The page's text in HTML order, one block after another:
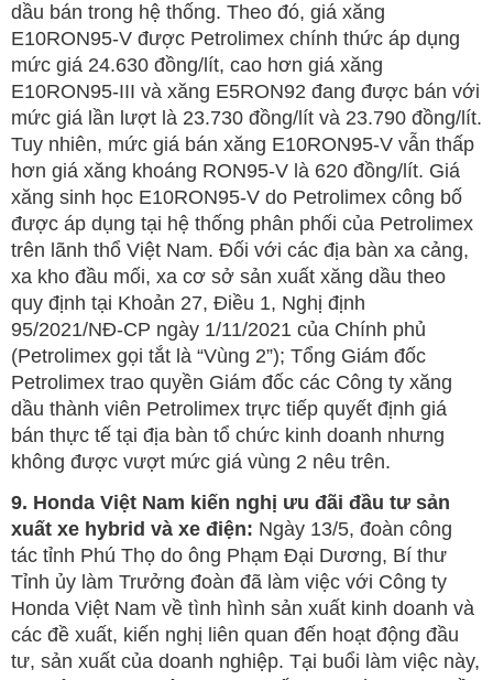
dầu bán trong hệ thống. Theo đó, giá xăng
E10RON95-V được Petrolimex chính thức áp dụng
mức giá 24.630 đồng/lít, cao hơn giá xăng
E10RON95-III và xăng E5RON92 đang được bán với
mức giá lần lượt là 23.730 đồng/lít và 23.790 đồng/lít.
Tuy nhiên, mức giá bán xăng E10RON95-V vẫn thấp
hơn giá xăng khoáng RON95-V là 620 đồng/lít. Giá
xăng sinh học E10RON95-V do Petrolimex công bố
được áp dụng tại hệ thống phân phối của Petrolimex
trên lãnh thổ Việt Nam. Đối với các địa bàn xa cảng,
xa kho đầu mối, xa cơ sở sản xuất xăng dầu theo
quy định tại Khoản 27, Điều 1, Nghị định
95/2021/NĐ-CP ngày 1/11/2021 của Chính phủ
(Petrolimex gọi tắt là “Vùng 2”); Tổng Giám đốc
Petrolimex trao quyền Giám đốc các Công ty xăng
dầu thành viên Petrolimex trực tiếp quyết định giá
bán thực tế tại địa bàn tổ chức kinh doanh nhưng
không được vượt mức giá vùng 2 nêu trên.
9. Honda Việt Nam kiến nghị ưu đãi đầu tư sản
xuất xe hybrid và xe điện: Ngày 13/5, đoàn công
tác tỉnh Phú Thọ do ông Phạm Đại Dương, Bí thư
Tỉnh ủy làm Trưởng đoàn đã làm việc với Công ty
Honda Việt Nam về tình hình sản xuất kinh doanh và
các đề xuất, kiến nghị liên quan đến hoạt động đầu
tư, sản xuất của doanh nghiệp. Tại buổi làm việc này,